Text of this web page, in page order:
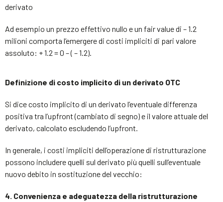
derivato
Ad esempio un prezzo effettivo nullo e un fair value di – 1.2
milioni comporta l’emergere di costi impliciti di pari valore
assoluto: + 1.2 = 0 – ( – 1.2).
Definizione di costo implicito di un derivato OTC
Si dice costo implicito di un derivato l’eventuale differenza
positiva tra l’upfront (cambiato di segno) e il valore attuale del
derivato, calcolato escludendo l’upfront.
In generale, i costi impliciti dell’operazione di ristrutturazione
possono includere quelli sul derivato più quelli sull’eventuale
nuovo debito in sostituzione del vecchio:
4. Convenienza e adeguatezza della ristrutturazione